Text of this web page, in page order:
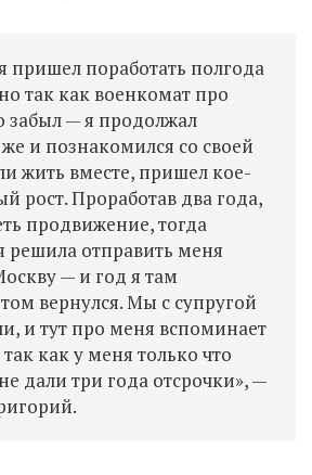
поработать полгода
так как военкомат про
забыл — я продолжал
же и познакомился со своей
жить вместе, пришел кое-
рост. Проработав два года,
продвижение, тогда
решила отправить меня
— и год я там
вернулся. Мы с супругой
и тут про меня вспоминает
как у меня только что
дали три года отсрочки», —